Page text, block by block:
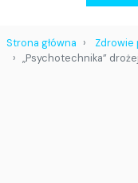
Strona główna
Zdrowie
„Psychotechnika”